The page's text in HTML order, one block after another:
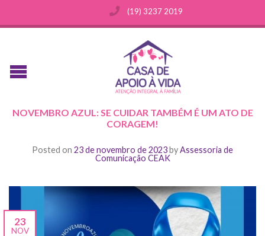
(19) 3237 2019
NOVEMBRO AZUL: SE CUIDAR TAMBÉM É UM ATO DE
CORAGEM!
Posted on 23 de novembro de 2023byAssessoria de
Comunicação CEAK
23
NOV